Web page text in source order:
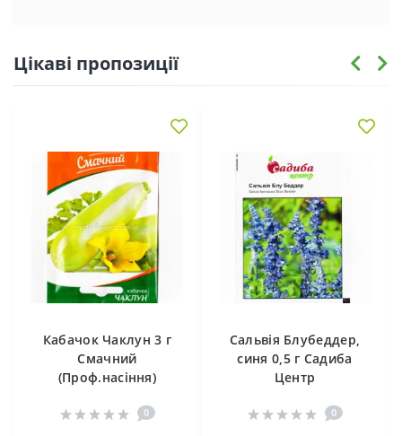
Цікаві пропозиції
Кабачок Чаклун 3 г
Смачний
(Проф.насіння)
0
Сальвія Блубеддер,
синя 0,5 г Садиба
Центр
0